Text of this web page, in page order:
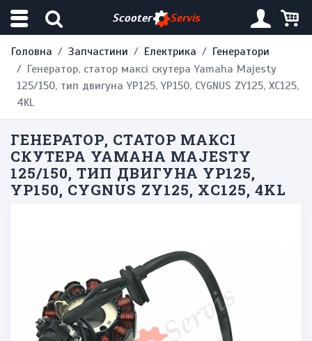
Scooter Servis
Головна Запчастини Електрика
Генератори
Генератор, статор максі скутера Yamaha Majesty
125/150, тип двигуна YP125, YP150, CYGNUS ZY125, XC125,
4KL
ГЕНЕРАТОР, СТАТОР МАКСІ
СКУТЕРА YAMAHA MAJESTY
125/150, ТИП ДВИГУНА YP125,
YP150, CYGNUS ZY125, XC125, 4KL